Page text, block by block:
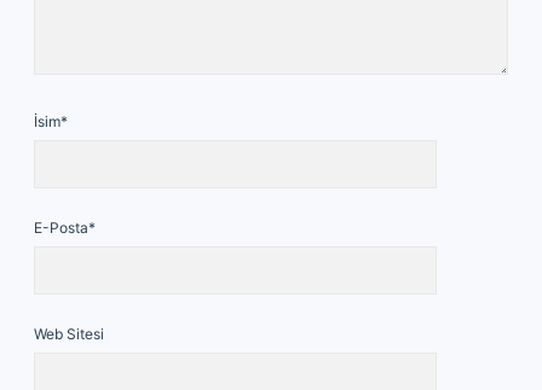
İsim*
E-Posta*
Web Sitesi